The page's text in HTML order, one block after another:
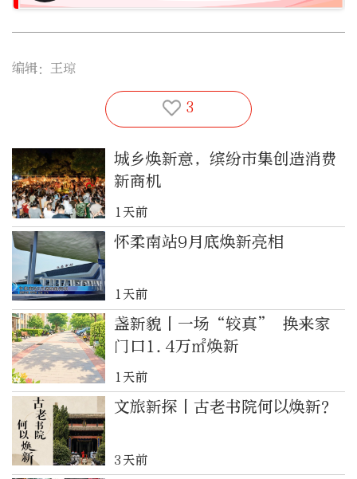
编辑：王琼
3
城乡焕新意，缤纷市集创造消费
新商机
1天前
怀柔南站9月底焕新亮相
1天前
盏新貌丨一场“较真” 换来家
门口1.4万㎡焕新
1天前
文旅新探丨古老书院何以焕新？
3天前